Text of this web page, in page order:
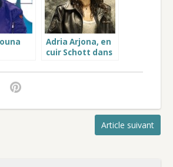
D8
Adria Arjona, en
cuir Schott dans
Article suivant